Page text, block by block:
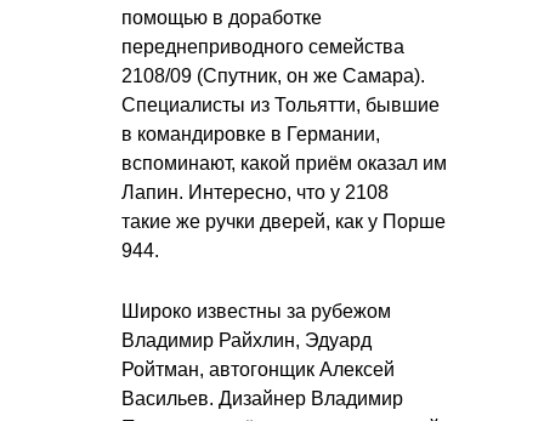
помощью в доработке
переднеприводного семейства
2108/09 (Спутник, он же Самара).
Специалисты из Тольятти, бывшие
в командировке в Германии,
вспоминают, какой приём оказал им
Лапин. Интересно, что у 2108
такие же ручки дверей, как у Порше
944.
Широко известны за рубежом
Владимир Райхлин, Эдуард
Ройтман, автогонщик Алексей
Васильев. Дизайнер Владимир